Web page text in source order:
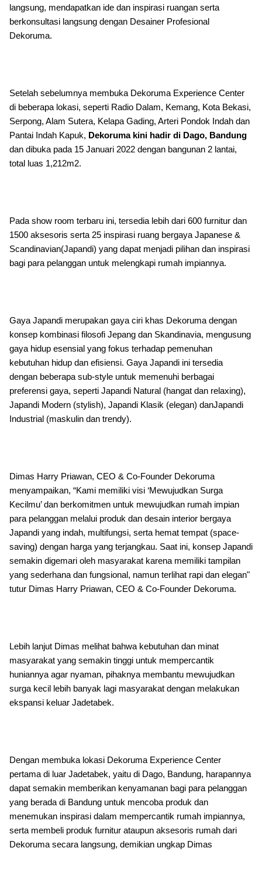
langsung, mendapatkan ide dan inspirasi ruangan serta
berkonsultasi langsung dengan Desainer Profesional
Dekoruma.
Setelah sebelumnya membuka Dekoruma Experience Center
di beberapa lokasi, seperti Radio Dalam, Kemang, Kota Bekasi,
Serpong, Alam Sutera, Kelapa Gading, Arteri Pondok Indah dan
Pantai Indah Kapuk, Dekoruma kini hadir di Dago, Bandung
dan dibuka pada 15 Januari 2022 dengan bangunan 2 lantai,
total luas 1,212m2.
Pada show room terbaru ini, tersedia lebih dari 600 furnitur dan
1500 aksesoris serta 25 inspirasi ruang bergaya Japanese &
Scandinavian(Japandi) yang dapat menjadi pilihan dan inspirasi
bagi para pelanggan untuk melengkapi rumah impiannya.
Gaya Japandi merupakan gaya ciri khas Dekoruma dengan
konsep kombinasi filosofi Jepang dan Skandinavia, mengusung
gaya hidup esensial yang fokus terhadap pemenuhan
kebutuhan hidup dan efisiensi. Gaya Japandi ini tersedia
dengan beberapa sub-style untuk memenuhi berbagai
preferensi gaya, seperti Japandi Natural (hangat dan relaxing),
Japandi Modern (stylish), Japandi Klasik (elegan) danJapandi
Industrial (maskulin dan trendy).
Dimas Harry Priawan, CEO & Co-Founder Dekoruma
menyampaikan, “Kami memiliki visi ‘Mewujudkan Surga
Kecilmu’ dan berkomitmen untuk mewujudkan rumah impian
para pelanggan melalui produk dan desain interior bergaya
Japandi yang indah, multifungsi, serta hemat tempat (space-
saving) dengan harga yang terjangkau. Saat ini, konsep Japandi
semakin digemari oleh masyarakat karena memiliki tampilan
yang sederhana dan fungsional, namun terlihat rapi dan elegan"
tutur Dimas Harry Priawan, CEO & Co-Founder Dekoruma.
Lebih lanjut Dimas melihat bahwa kebutuhan dan minat
masyarakat yang semakin tinggi untuk mempercantik
huniannya agar nyaman, pihaknya membantu mewujudkan
surga kecil lebih banyak lagi masyarakat dengan melakukan
ekspansi keluar Jadetabek.
Dengan membuka lokasi Dekoruma Experience Center
pertama di luar Jadetabek, yaitu di Dago, Bandung, harapannya
dapat semakin memberikan kenyamanan bagi para pelanggan
yang berada di Bandung untuk mencoba produk dan
menemukan inspirasi dalam mempercantik rumah impiannya,
serta membeli produk furnitur ataupun aksesoris rumah dari
Dekoruma secara langsung, demikian ungkap Dimas